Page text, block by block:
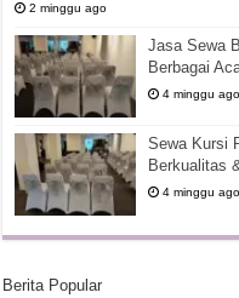
2 minggu ago
Jasa Sewa
Berbagai
4 minggu ago
Sewa Kursi
Berkualitas
4 minggu ago
Berita Popular